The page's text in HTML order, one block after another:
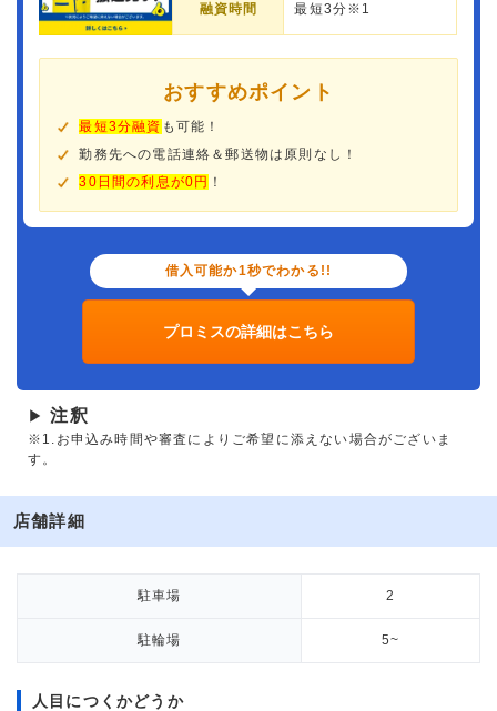
融資時間 最短3分※1
おすすめポイント
最短3分融資 も可能！
勤務先への電話連絡＆郵送物は原則なし！
30日間の利息が0円 ！
借入可能か1秒でわかる!!
プロミスの詳細はこちら
▶ 注釈
※1.お申込み時間や審査によりご希望に添えない場合がございま
す。
店舗詳細
駐車場 2
駐輪場 5~
人目につくかどうか